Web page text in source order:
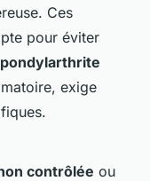
Ces
pour éviter
exige
contrôlée ou